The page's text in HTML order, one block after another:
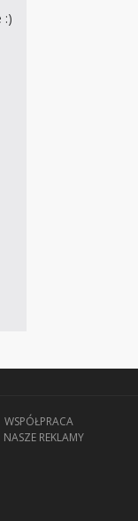
:)
WSPÓŁPRACA
NASZE REKLAMY